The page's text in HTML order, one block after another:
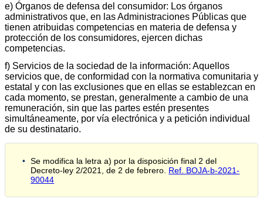
e) Órganos de defensa del consumidor: Los órganos
administrativos que, en las Administraciones Públicas que
tienen atribuidas competencias en materia de defensa y
protección de los consumidores, ejercen dichas
competencias.
f) Servicios de la sociedad de la información: Aquellos
servicios que, de conformidad con la normativa comunitaria y
estatal y con las exclusiones que en ellas se establezcan en
cada momento, se prestan, generalmente a cambio de una
remuneración, sin que las partes estén presentes
simultáneamente, por vía electrónica y a petición individual
de su destinatario.
Se modifica la letra a) por la disposición final 2 del
Decreto-ley 2/2021, de 2 de febrero. Ref. BOJA-b-2021-
90044